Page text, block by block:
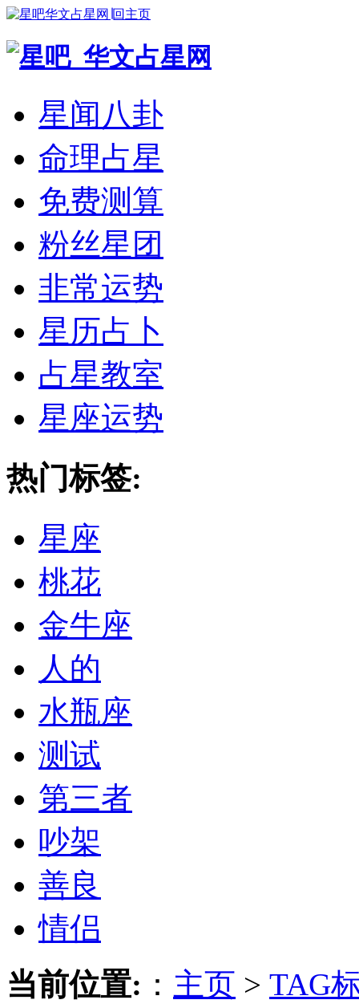
华文占星网∣回主页
星闻八卦
命理占星
免费测算
粉丝星团
非常运势
星历占卜
占星教室
星座运势
热门标签:
星座
桃花
金牛座
人的
水瓶座
测试
第三者
吵架
善良
情侣
当前位置: ： 主页 > TAG